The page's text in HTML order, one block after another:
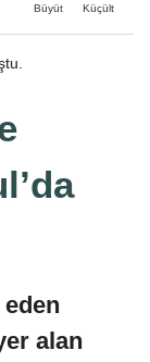
Büyüt Küçült
eden
alan